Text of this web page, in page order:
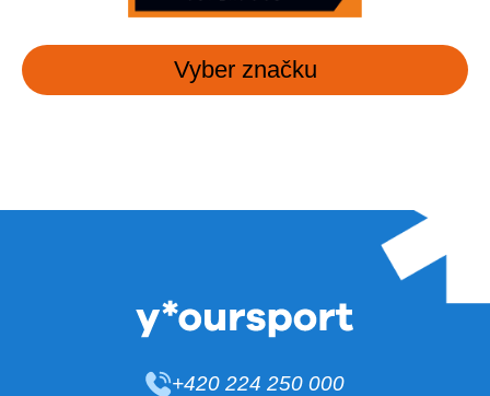
Vyber značku
+420 224 250 000